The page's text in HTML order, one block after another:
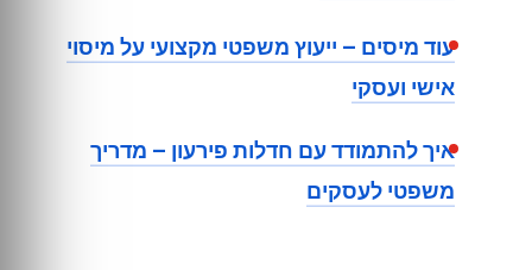
עוד מיסים – ייעוץ משפטי מקצועי על מיסוי
אישי ועסקי
איך להתמודד עם חדלות פירעון – מדריך
משפטי לעסקים